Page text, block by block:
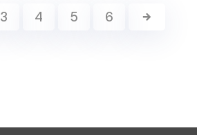
3 4 5 6